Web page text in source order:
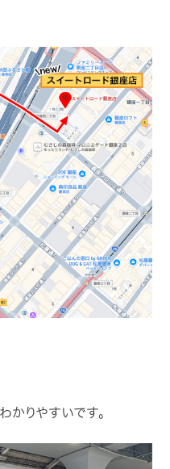
りやすいです。